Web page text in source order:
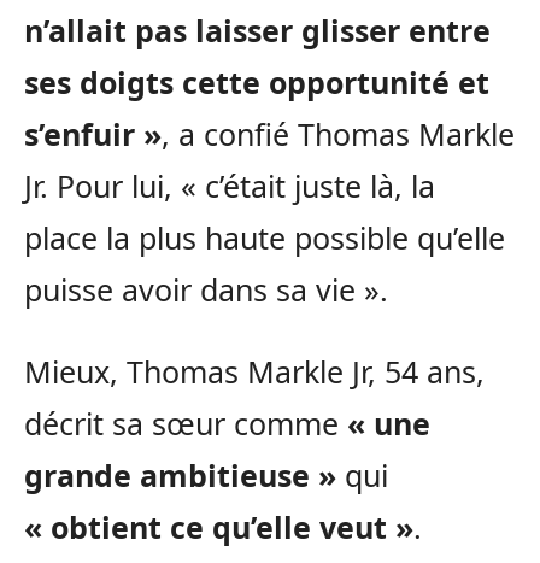
n’allait pas laisser glisser entre
ses doigts cette opportunité et
s’enfuir », a confié Thomas Markle
Jr. Pour lui, « c’était juste là, la
place la plus haute possible qu’elle
puisse avoir dans sa vie ».
Mieux, Thomas Markle Jr, 54 ans,
décrit sa sœur comme « une
grande ambitieuse » qui
« obtient ce qu’elle veut ».